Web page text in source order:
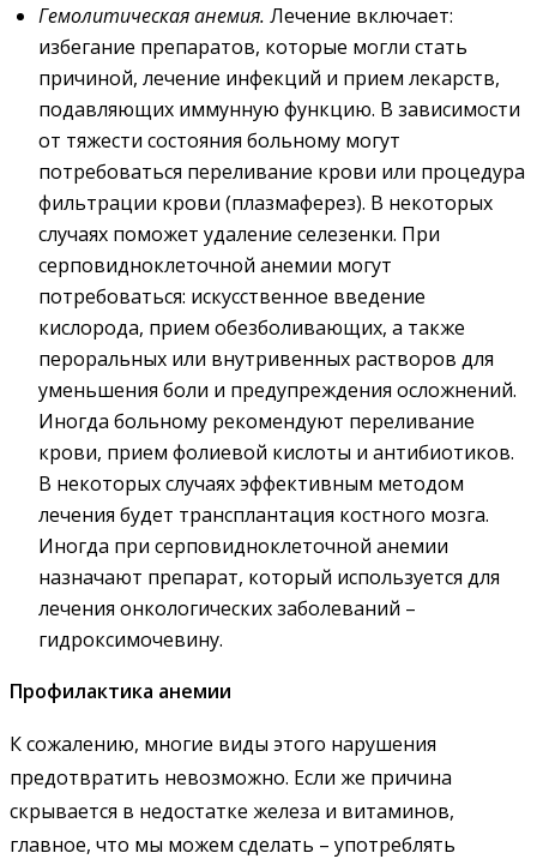
Гемолитическая анемия. Лечение включает:
избегание препаратов, которые могли стать
причиной, лечение инфекций и прием лекарств,
подавляющих иммунную функцию. В зависимости
от тяжести состояния больному могут
потребоваться переливание крови или процедура
фильтрации крови (плазмаферез). В некоторых
случаях поможет удаление селезенки. При
серповидноклеточной анемии могут
потребоваться: искусственное введение
кислорода, прием обезболивающих, а также
пероральных или внутривенных растворов для
уменьшения боли и предупреждения осложнений.
Иногда больному рекомендуют переливание
крови, прием фолиевой кислоты и антибиотиков.
В некоторых случаях эффективным методом
лечения будет трансплантация костного мозга.
Иногда при серповидноклеточной анемии
назначают препарат, который используется для
лечения онкологических заболеваний –
гидроксимочевину.
Профилактика анемии
К сожалению, многие виды этого нарушения
предотвратить невозможно. Если же причина
скрывается в недостатке железа и витаминов,
главное, что мы можем сделать – употреблять